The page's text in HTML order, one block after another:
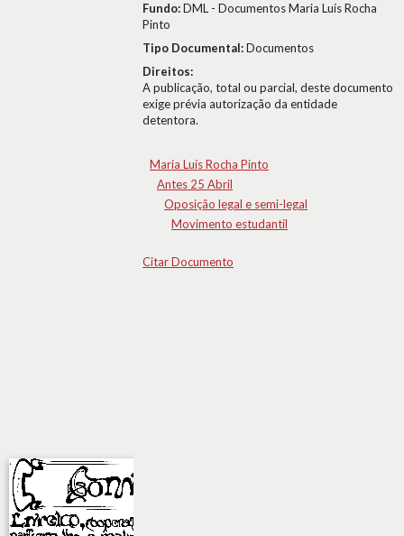
Fundo:DML - Documentos Maria Luís Rocha
Pinto
Tipo Documental:Documentos
Direitos:
A publicação, total ou parcial, deste documento
exige prévia autorização da entidade
detentora.
Maria Luís Rocha Pinto
Antes 25 Abril
Oposição legal e semi-legal
Movimento estudantil
Citar Documento